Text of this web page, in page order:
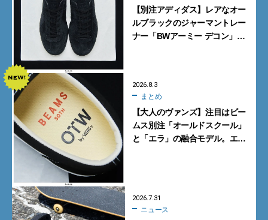
【別注アディダス】レアなオー
ルブラックのジャーマントレー
ナー「BWアーミー デコン」
2026.8.3
まとめ
【大人のヴァンズ】注目はビー
ムス別注「オールドスクール」
と「エラ」の融合モデル。エ
2026.7.31
ニュース